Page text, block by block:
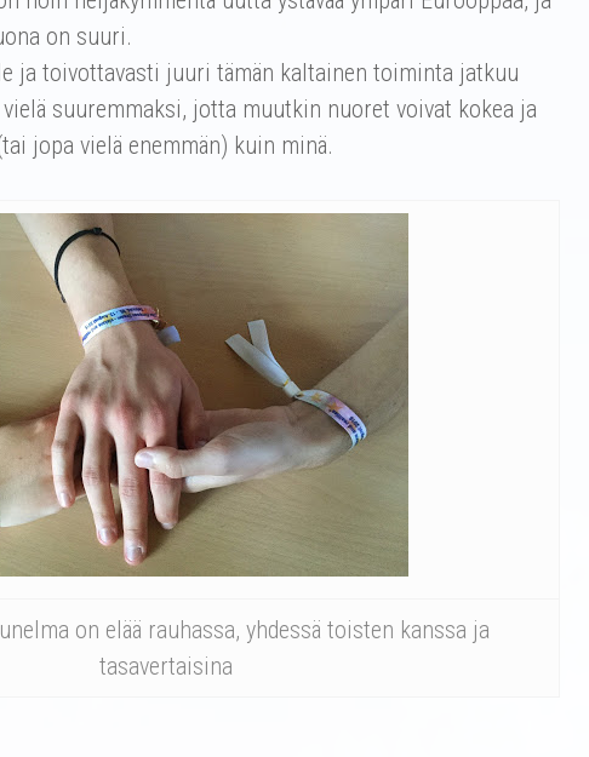
on suuri.
ja toivottavasti juuri tämän kaltainen toiminta jatkuu
suuremmaksi, jotta muutkin nuoret voivat kokea ja
jopa vielä enemmän) kuin minä.
on elää rauhassa, yhdessä toisten kanssa ja
tasavertaisina